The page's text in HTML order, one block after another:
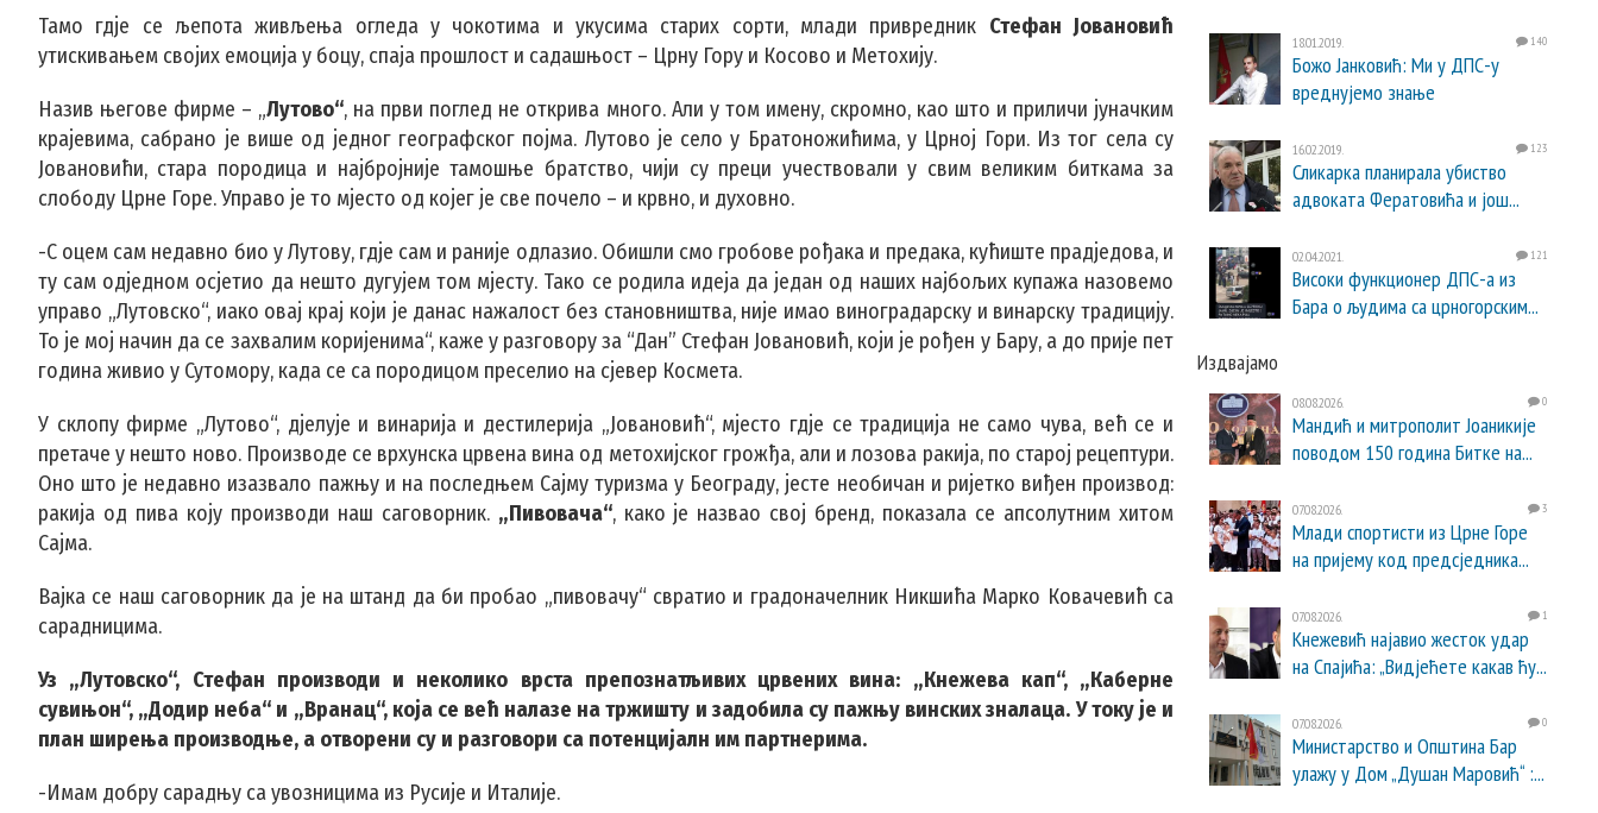
Тамо гдје се љепота живљења огледа у чокотима и укусима старих сорти, млади привредник Стефан Јовановић
утискивањем својих емоција у боцу, спаја прошлост и садашњост – Црну Гору и Косово и Метохију.
Назив његове фирме – „Лутово“, на први поглед не открива много. Али у том имену, скромно, као што и приличи јуначким
крајевима, сабрано је више од једног географског појма. Лутово је село у Братоножићима, у Црној Гори. Из тог села су
Јовановићи, стара породица и најбројније тамошње братство, чији су преци учествовали у свим великим биткама за
слободу Црне Горе. Управо је то мјесто од којег је све почело – и крвно, и духовно.
-С оцем сам недавно био у Лутову, гдје сам и раније одлазио. Обишли смо гробове рођака и предака, кућиште прадједова, и
ту сам одједном осјетио да нешто дугујем том мјесту. Тако се родила идеја да један од наших најбољих купажа назовемо
управо „Лутовско“, иако овај крај који је данас нажалост без становништва, није имао виноградарску и винарску традицију.
То је мој начин да се захвалим коријенима“, каже у разговору за “Дан” Стефан Јовановић, који је рођен у Бару, а до прије пет
година живио у Сутомору, када се са породицом преселио на сјевер Космета.
У склопу фирме „Лутово“, дјелује и винарија и дестилерија „Јовановић“, мјесто гдје се традиција не само чува, већ се и
претаче у нешто ново. Производе се врхунска црвена вина од метохијског грожђа, али и лозова ракија, по старој рецептури.
Оно што је недавно изазвало пажњу и на последњем Сајму туризма у Београду, јесте необичан и ријетко виђен производ:
ракија од пива коју производи наш саговорник. „Пивовача“, како је назвао свој бренд, показала се апсолутним хитом
Сајма.
Вајка се наш саговорник да је на штанд да би пробао „пивовачу“ свратио и градоначелник Никшића Марко Ковачевић са
сарадницима.
Уз „Лутовско“, Стефан производи и неколико врста препознатљивих црвених вина: „Кнежева кап“, „Каберне
сувињон“, „Додир неба“ и „Вранац“, која се већ налазе на тржишту и задобила су пажњу винских зналаца. У току је и
план ширења производње, а отворени су и разговори са потенцијалн им партнерима.
-Имам добру сарадњу са увозницима из Русије и Италије.
18.01.2019. 140
Божо Јанковић: Ми у ДПС-у
вреднујемо знање
16.02.2019. 123
Сликарка планирала убиство
адвоката Фератовића и још...
02.04.2021. 121
Високи функционер ДПС-а из
Бара о људима са црногорским...
Издвајамо
08.08.2026. 0
Мандић и митрополит Јоаникије
поводом 150 година Битке на...
07.08.2026. 3
Млади спортисти из Црне Горе
на пријему код предсједника...
07.08.2026. 1
Кнежевић најавио жесток удар
на Спајића: „Видјећете какав ћу...
07.08.2026. 0
Министарство и Општина Бар
улажу у Дом „Душан Маровић“ :...